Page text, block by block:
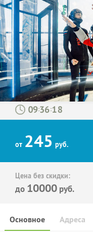
: :
от 245 руб.
Цена без скидки:
до 10000 руб.
Основное Адреса